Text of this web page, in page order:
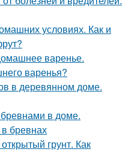
условиях. Как и
варенье.
варенья?
в деревянном доме.
в доме.
бревнах
грунт. Как